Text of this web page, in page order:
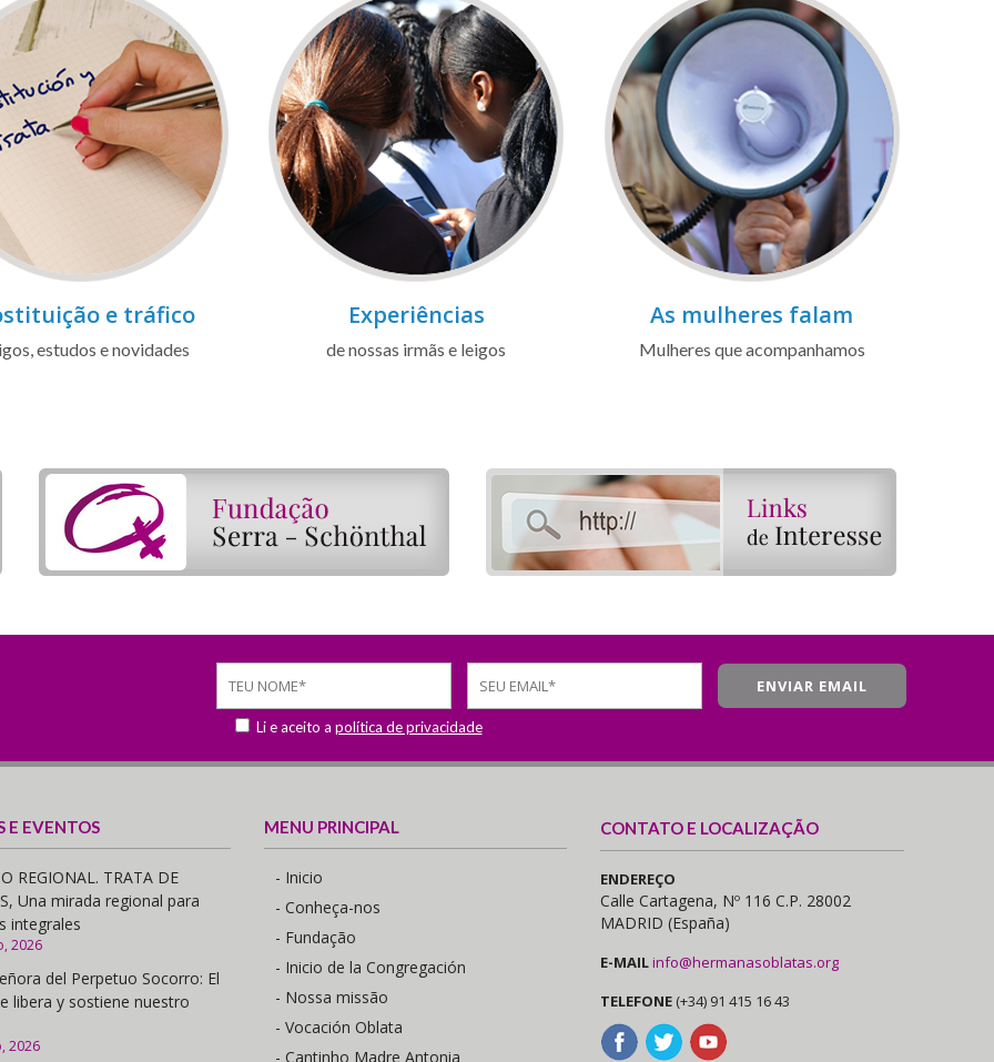
e tráfico
estudos e novidades
Experiências
de nossas irmãs e leigos
As mulheres falam
Mulheres que acompanhamos
Li e aceito a política de privacidade
E EVENTOS
REGIONAL. TRATA DE
Una mirada regional para
integrales
2026
del Perpetuo Socorro: El
libera y sostiene nuestro
2026
MENU PRINCIPAL
- Inicio
- Conheça-nos
- Fundação
- Inicio de la Congregación
- Nossa missão
- Vocación Oblata
- Cantinho Madre Antonia
CONTATO E LOCALIZAÇÃO
ENDEREÇO
Calle Cartagena, Nº 116 C.P. 28002
MADRID (España)
E-MAILinfo@hermanasoblatas.org
TELEFONE (+34) 91 415 16 43